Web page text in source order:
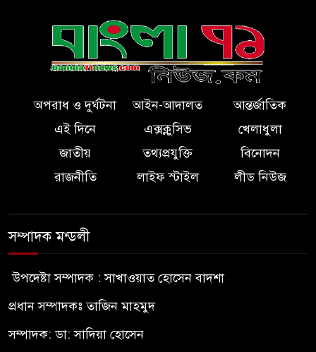
অপরাধ ও দুর্ঘটনা আইন-আদালত
আন্তর্জাতিক
এই দিনে
এক্সক্লুসিভ
খেলাধুলা
জাতীয়
তথ্যপ্রযুক্তি
বিনোদন
রাজনীতি
লাইফ স্টাইল লীড নিউজ
সম্পাদক মন্ডলী
উপদেষ্টা সম্পাদক : সাখাওয়াত হোসেন বাদশা
প্রধান সম্পাদকঃ তাজিন মাহমুদ
সম্পাদক: ডা: সাদিয়া হোসেন